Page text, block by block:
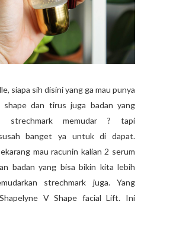
siapa sih disini yang ga mau punya
dan tirus juga badan yang
strechmark memudar ? tapi
banget ya untuk di dapat.
mau racunin kalian 2 serum
badan yang bisa bikin kita lebih
strechmark juga. Yang
V Shape facial Lift. Ini